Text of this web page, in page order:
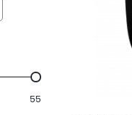
55